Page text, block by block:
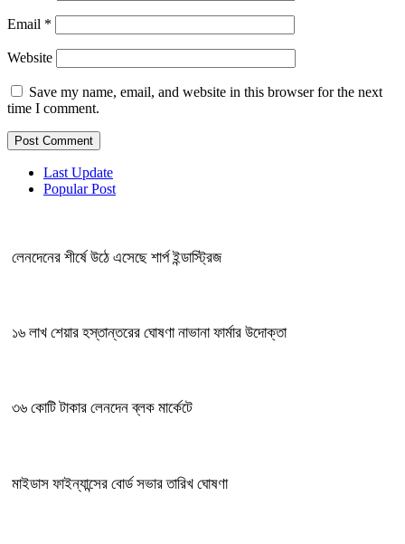
Email *
Website
Save my name, email, and website in this browser for the next
time I comment.
Last Update
Popular Post
লেনদেনের শীর্ষে উঠে এসেছে শার্প ইন্ডাস্ট্রিজ
১৬ লাখ শেয়ার হস্তান্তরের ঘোষণা নাভানা ফার্মার উদোক্তা
৩৬ কোটি টাকার লেনদেন ব্লক মার্কেটে
মাইডাস ফাইন্যান্সের বোর্ড সভার তারিখ ঘোষণা